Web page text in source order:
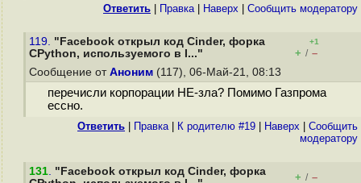
Ответить Правка| Наверх Cообщить модератору
119. "Facebook открыл код Cinder, форка
CPython, используемого в I..."
+1
+ / –
Сообщение от Аноним (117), 06-Май-21, 08:13
перечисли корпорации НЕ-зла? Помимо Газпрома
ессно.
Ответить Правка| К родителю #19 Наверх
Cообщить
модератору
131. "Facebook открыл код Cinder, форка
+ / –